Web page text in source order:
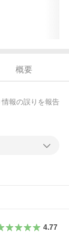
概要
情報の誤りを報告
4.77